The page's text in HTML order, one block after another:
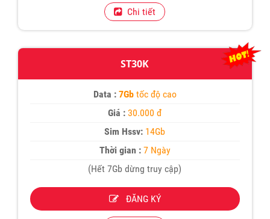
Chi tiết
ST30K
Data :7Gb tốc độ cao
Giá :30.000 đ
Sim Hssv: 14Gb
Thời gian :7 Ngày
(Hết 7Gb dừng truy cập)
ĐĂNG KÝ